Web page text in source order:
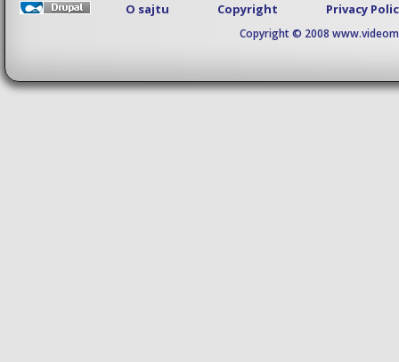
O sajtu Copyright Privacy
Copyright © 2008